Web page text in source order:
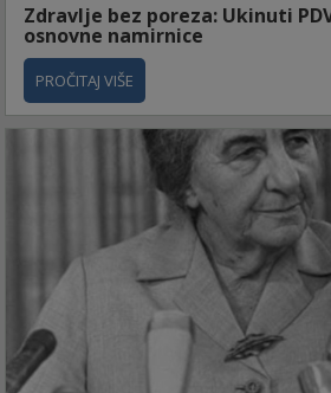
Zdravlje bez poreza: Ukinuti
osnovne namirnice
PROČITAJ VIŠE